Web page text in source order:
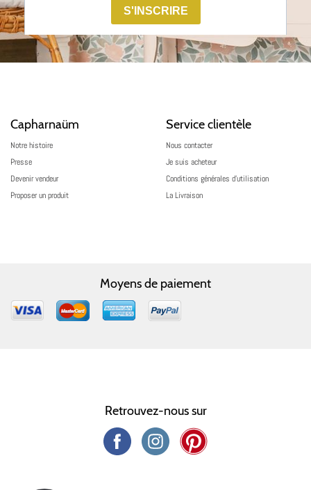
Capharnaüm
Notre histoire
Presse
Devenir vendeur
Proposer un produit
Service clientèle
Nous contacter
Je suis acheteur
Conditions générales d’utilisation
La Livraison
Moyens de paiement
Retrouvez-nous sur